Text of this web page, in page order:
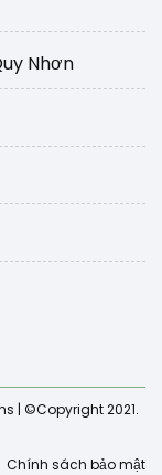
Nhơn
| ©Copyright 2021.
Chính sách bảo mật